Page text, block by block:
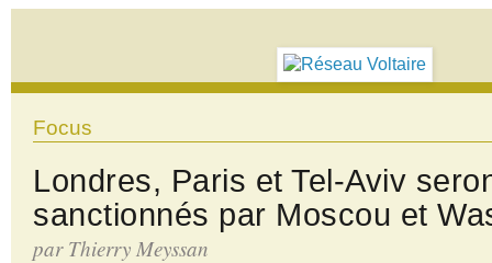
Focus
Londres, Paris et Tel-Aviv
sanctionnés par Moscou et
par Thierry Meyssan